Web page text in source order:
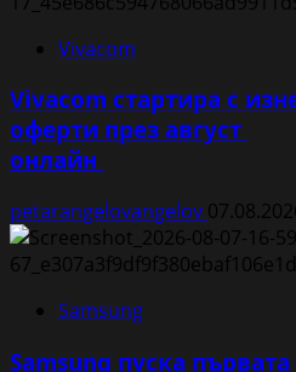
Vivacom
Vivacom стартира с
оферти през август
онлайн
petarangelovangelov
Samsung
Samsung пуска първата